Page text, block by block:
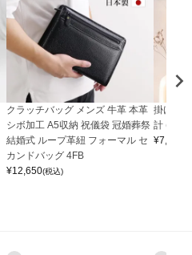
クラッチバッグ メンズ 牛革 本革
シボ加工 A5収納 祝儀袋 冠婚葬祭
結婚式 ループ革紐 フォーマル セ
カンドバッグ 4FB
¥12,650(税込)
掛け時
計
¥7,150